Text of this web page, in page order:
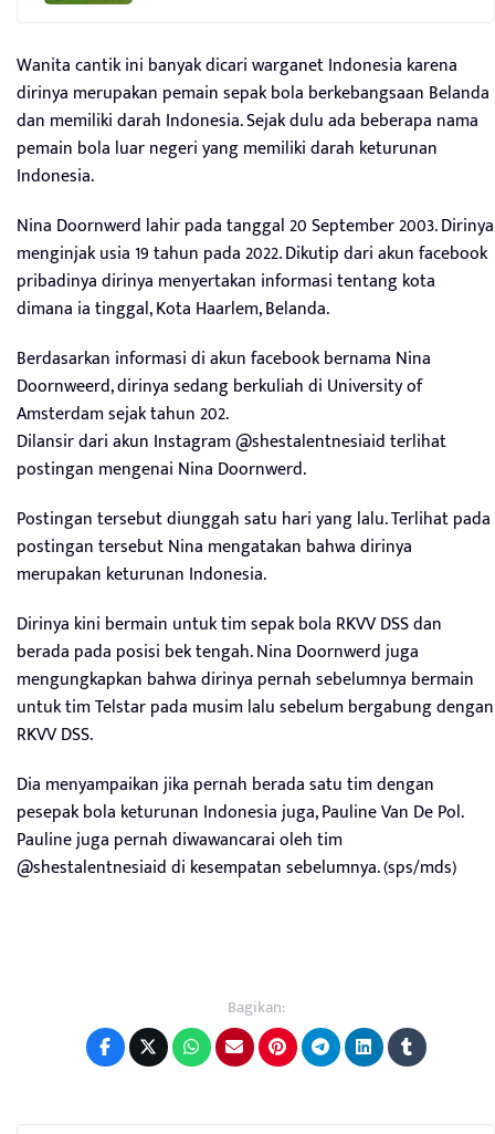
Wanita cantik ini banyak dicari warganet Indonesia karena
dirinya merupakan pemain sepak bola berkebangsaan Belanda
dan memiliki darah Indonesia. Sejak dulu ada beberapa nama
pemain bola luar negeri yang memiliki darah keturunan
Indonesia.
Nina Doornwerd lahir pada tanggal 20 September 2003. Dirinya
menginjak usia 19 tahun pada 2022. Dikutip dari akun facebook
pribadinya dirinya menyertakan informasi tentang kota
dimana ia tinggal, Kota Haarlem, Belanda.
Berdasarkan informasi di akun facebook bernama Nina
Doornweerd, dirinya sedang berkuliah di University of
Amsterdam sejak tahun 202.
Dilansir dari akun Instagram @shestalentnesiaid terlihat
postingan mengenai Nina Doornwerd.
Postingan tersebut diunggah satu hari yang lalu. Terlihat pada
postingan tersebut Nina mengatakan bahwa dirinya
merupakan keturunan Indonesia.
Dirinya kini bermain untuk tim sepak bola RKVV DSS dan
berada pada posisi bek tengah. Nina Doornwerd juga
mengungkapkan bahwa dirinya pernah sebelumnya bermain
untuk tim Telstar pada musim lalu sebelum bergabung dengan
RKVV DSS.
Dia menyampaikan jika pernah berada satu tim dengan
pesepak bola keturunan Indonesia juga, Pauline Van De Pol.
Pauline juga pernah diwawancarai oleh tim
@shestalentnesiaid di kesempatan sebelumnya. (sps/mds)
Bagikan: